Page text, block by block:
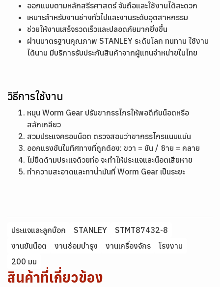
ออกแบบตามหลักสรีรศาสตร์ จับถือและใช้งานได้สะดวก
เหมาะสำหรับงานช่างทั่วไปและงานระดับอุตสาหกรรม
ช่วยให้งานเสร็จรวดเร็วและปลอดภัยมากยิ่งขึ้น
ผ่านมาตรฐานคุณภาพ STANLEY ระดับโลก ทนทาน ใช้งาน
ได้นาน มีบริการรับประกันสินค้าจากผู้แทนจำหน่ายในไทย
วิธีการใช้งาน
หมุน Worm Gear ปรับขากรรไกรให้พอดีกับน็อตหรือ
สลักเกลียว
สวมประแจครอบน็อต ตรวจสอบว่าขากรรไกรแนบแน่น
ออกแรงขันในทิศทางที่ถูกต้อง: ขวา = ขัน / ซ้าย = คลาย
ไม่ยืดด้ามประแจด้วยท่อ จะทำให้ประแจและน็อตเสียหาย
ทำความสะอาดและทาน้ำมันที่ Worm Gear เป็นระยะ
ประแจและลูกบ๊อก STANLEY
STMT87432-8
งานขันน็อต
งานซ่อมบำรุง งานเครื่องจักร
โรงงาน
200 มม
สินค้าที่เกี่ยวข้อง